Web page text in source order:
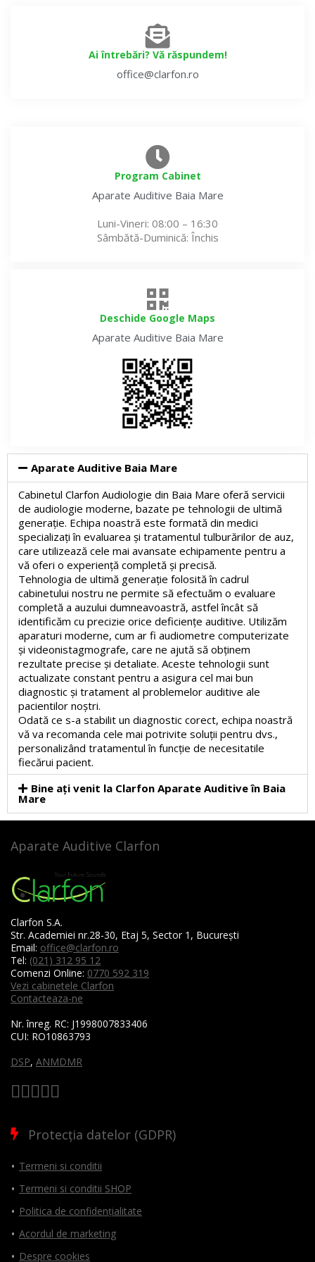
Ai întrebări? Vă răspundem!
office@clarfon.ro
Program Cabinet
Aparate Auditive Baia Mare
Luni-Vineri: 08:00 – 16:30
Sâmbătă-Duminică: Închis
Deschide Google Maps
Aparate Auditive Baia Mare
Aparate Auditive Baia Mare
Cabinetul Clarfon Audiologie din Baia Mare oferă servicii
de audiologie moderne, bazate pe tehnologii de ultimă
generație. Echipa noastră este formată din medici
specializați în evaluarea și tratamentul tulburărilor de auz,
care utilizează cele mai avansate echipamente pentru a
vă oferi o experiență completă și precisă.
Tehnologia de ultimă generație folosită în cadrul
cabinetului nostru ne permite să efectuăm o evaluare
completă a auzului dumneavoastră, astfel încât să
identificăm cu precizie orice deficiențe auditive. Utilizăm
aparaturi moderne, cum ar fi audiometre computerizate
și videonistagmografe, care ne ajută să obținem
rezultate precise și detaliate. Aceste tehnologii sunt
actualizate constant pentru a asigura cel mai bun
diagnostic și tratament al problemelor auditive ale
pacientilor noștri.
Odată ce s-a stabilit un diagnostic corect, echipa noastră
vă va recomanda cele mai potrivite soluții pentru dvs.,
personalizând tratamentul în funcție de necesitatile
fiecărui pacient.
Bine ați venit la Clarfon Aparate Auditive în Baia
Mare
Aparate Auditive Clarfon
Clarfon S.A.
Str. Academiei nr.28-30, Etaj 5, Sector 1, București
Email: office@clarfon.ro
Tel: (021) 312 95 12
Comenzi Online: 0770 592 319
Vezi cabinetele Clarfon
Contacteaza-ne
Nr. înreg. RC: J1998007833406
CUI: RO10863793
DSP, ANMDMR
Protecția datelor (GDPR)
Termeni si conditii
Termeni si conditii SHOP
Politica de confidențialitate
Acordul de marketing
Despre cookies